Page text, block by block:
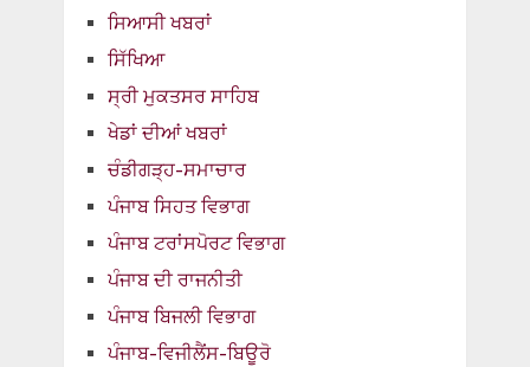
ਸਿਆਸੀ ਖਬਰਾਂ
ਸਿੱਖਿਆ
ਸ੍ਰੀ ਮੁਕਤਸਰ ਸਾਹਿਬ
ਖੇਡਾਂ ਦੀਆਂ ਖਬਰਾਂ
ਚੰਡੀਗੜ੍ਹ-ਸਮਾਚਾਰ
ਪੰਜਾਬ ਸਿਹਤ ਵਿਭਾਗ
ਪੰਜਾਬ ਟਰਾਂਸਪੋਰਟ ਵਿਭਾਗ
ਪੰਜਾਬ ਦੀ ਰਾਜਨੀਤੀ
ਪੰਜਾਬ ਬਿਜਲੀ ਵਿਭਾਗ
ਪੰਜਾਬ-ਵਿਜੀਲੈਂਸ-ਬਿਊਰੋ